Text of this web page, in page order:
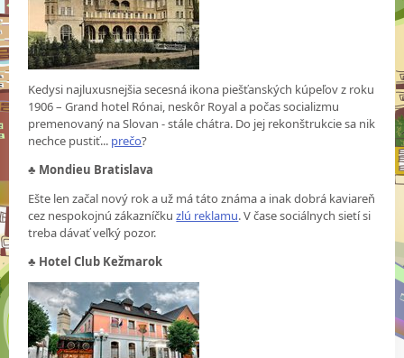
Kedysi najluxusnejšia secesná ikona piešťanských kúpeľov z roku
1906 – Grand hotel Rónai, neskôr Royal a počas socializmu
premenovaný na Slovan - stále chátra. Do jej rekonštrukcie sa nik
nechce pustiť... prečo?
♣ Mondieu Bratislava
Ešte len začal nový rok a už má táto známa a inak dobrá kaviareň
cez nespokojnú zákazníčkuzlú reklamu. V čase sociálnych sietí si
treba dávať veľký pozor.
♣ Hotel Club Kežmarok